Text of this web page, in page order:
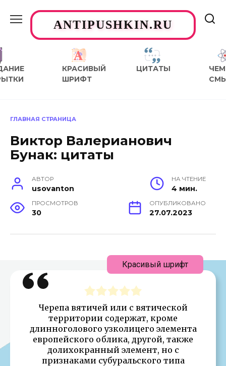
содержаниюANTIPUSHKIN.RU
КРАСИВЫЙ
ШРИФТ
ЦИТАТЫ
ЧЕМ
ГЛАВНАЯ СТРАНИЦА
Виктор Валерианович
Бунак: цитаты
АВТОР
usovanton
НА ЧТЕНИЕ
4 мин.
ПРОСМОТРОВ
30
ОПУБЛИКОВАНО
27.07.2023
Черепа вятичей или с вятической
территории содержат, кроме
длинноголового узколицего элемента
европейского облика, другой, также
долихокранный элемент, но с
признаками субуральского типа
Красивый шрифт